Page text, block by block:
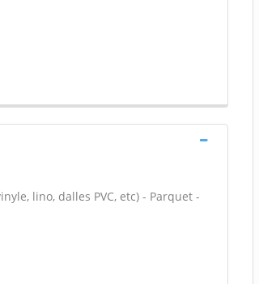
lino, dalles PVC, etc) - Parquet -